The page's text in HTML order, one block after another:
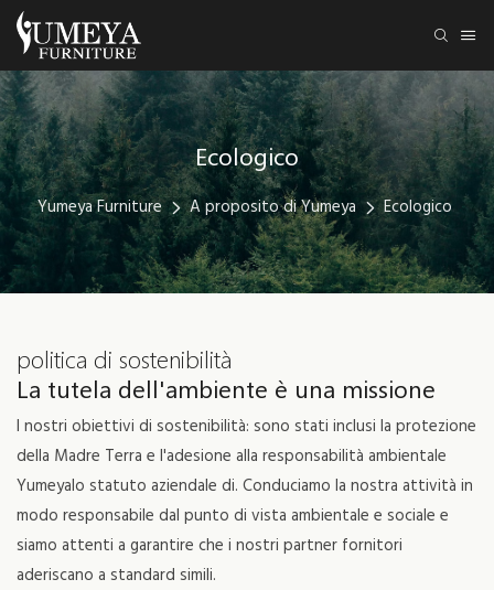
Ecologico
Yumeya Furniture A proposito di Yumeya Ecologico
politica di sostenibilità
La tutela dell'ambiente è una missione
I nostri obiettivi di sostenibilità: sono stati inclusi la protezione
della Madre Terra e l'adesione alla responsabilità ambientale
Yumeyalo statuto aziendale di. Conduciamo la nostra attività in
modo responsabile dal punto di vista ambientale e sociale e
siamo attenti a garantire che i nostri partner fornitori
aderiscano a standard simili.